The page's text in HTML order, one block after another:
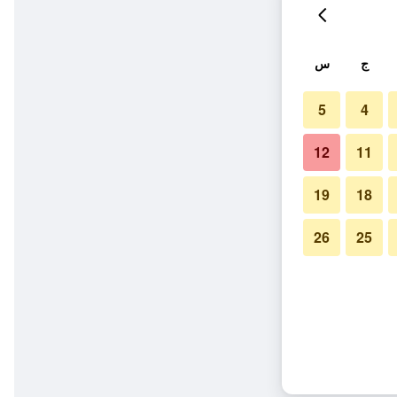
ج س
4
5
11
12
18
19
25
26